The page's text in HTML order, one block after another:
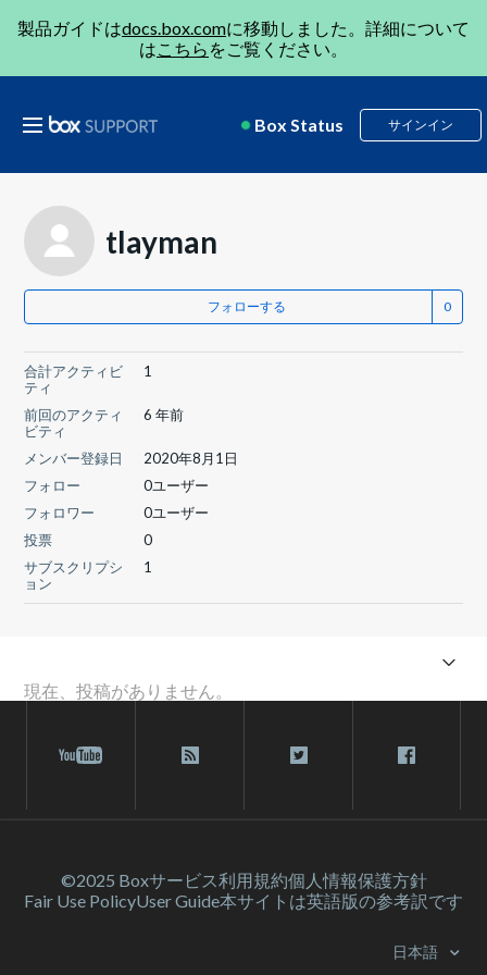
製品ガイドはdocs.box.comに移動しました。詳細について
はこちら をご覧ください。
Box Status サインイン
tlayman
フォローする
合計アクティビ
ティ
1
前回のアクティ
ビティ
6 年前
メンバー登録日
2020年8月1日
フォロー
0ユーザー
フォロワー
0ユーザー
投票
0
サブスクリプシ
ョン
1
現在、投稿がありません。
©2025 Boxサービス利⽤規約個人情報保護方針
Fair Use PolicyUser Guide本サイトは英語版の参考訳です
日本語